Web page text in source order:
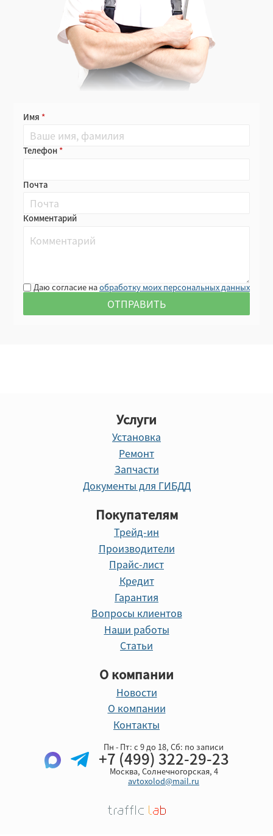
Имя
Телефон
Почта
Комментарий
Даю согласие наобработку моих персональных данных
Услуги
Установка
Ремонт
Запчасти
Документы для ГИБДД
Покупателям
Трейд-ин
Производители
Прайс-лист
Кредит
Гарантия
Вопросы клиентов
Наши работы
Статьи
О компании
Новости
О компании
Контакты
Пн - Пт: с 9 до 18, Cб: по записи
+7 (499) 322-29-23
Москва, Солнечногорская, 4
avtoxolod@mail.ru